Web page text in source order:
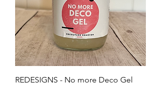
REDESIGNS - No more Deco Gel